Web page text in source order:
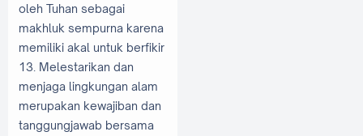
oleh Tuhan sebagai
makhluk sempurna karena
memiliki akal untuk berfikir
13. Melestarikan dan
menjaga lingkungan alam
merupakan kewajiban dan
tanggungjawab bersama